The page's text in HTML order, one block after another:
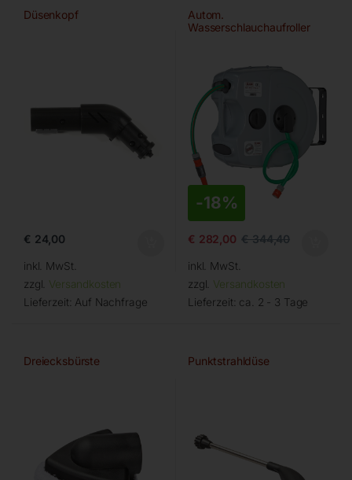
Düsenkopf
€ 24,00
inkl. MwSt.
zzgl. Versandkosten
Lieferzeit: Auf Nachfrage
Autom.
Wasserschlauchaufroller
-18%
€ 282,00 €344,40
inkl. MwSt.
zzgl. Versandkosten
Lieferzeit: ca. 2 - 3 Tage
Dreiecksbürste Punktstrahldüse